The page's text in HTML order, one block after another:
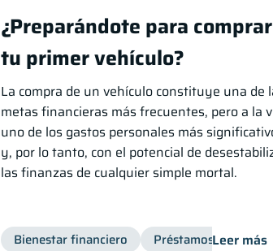
¿Preparándote para comprar
tu primer vehículo?
La compra de un vehículo constituye una de
metas financieras más frecuentes, pero a la
uno de los gastos personales más
y, por lo tanto, con el potencial de
las finanzas de cualquier simple mortal.
Bienestar financiero PréstamosLeer más